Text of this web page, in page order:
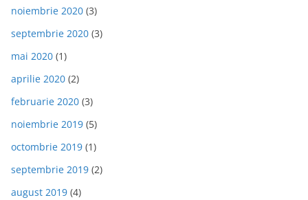
noiembrie 2020 (3)
septembrie 2020 (3)
mai 2020 (1)
aprilie 2020 (2)
februarie 2020 (3)
noiembrie 2019 (5)
octombrie 2019 (1)
septembrie 2019 (2)
august 2019 (4)